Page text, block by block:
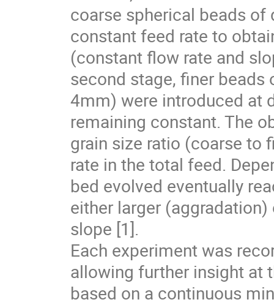
coarse spherical beads
constant feed rate to
(constant flow rate and
second stage, finer
4mm) were introduced at
remaining constant. The
grain size ratio (coarse to
rate in the total feed.
bed evolved eventually
either larger
slope [1].
Each experiment was
allowing further insight at
based on a continuous